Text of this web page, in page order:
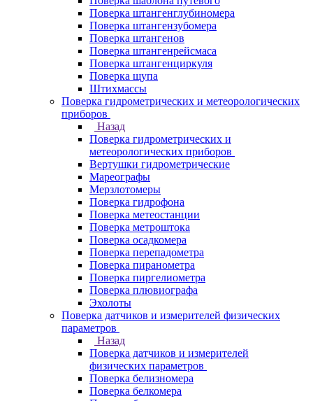
Поверка штангенглубиномера
Поверка штангензубомера
Поверка штангенов
Поверка штангенрейсмаса
Поверка штангенциркуля
Поверка щупа
Штихмассы
Поверка гидрометрических и метеорологических
приборов
Назад
Поверка гидрометрических и
метеорологических приборов
Вертушки гидрометрические
Мареографы
Мерзлотомеры
Поверка гидрофона
Поверка метеостанции
Поверка метроштока
Поверка осадкомера
Поверка перепадометра
Поверка пиранометра
Поверка пиргелиометра
Поверка плювиографа
Эхолоты
Поверка датчиков и измерителей физических
параметров
Назад
Поверка датчиков и измерителей
физических параметров
Поверка белизномера
Поверка белкомера